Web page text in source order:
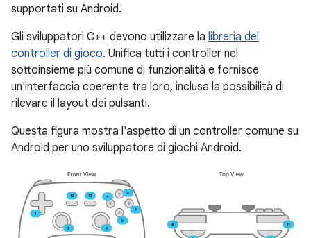
supportati su Android.
Gli sviluppatori C++ devono utilizzare la libreria del
controller di gioco. Unifica tutti i controller nel
sottoinsieme più comune di funzionalità e fornisce
un'interfaccia coerente tra loro, inclusa la possibilità di
rilevare il layout dei pulsanti.
Questa figura mostra l'aspetto di un controller comune su
Android per uno sviluppatore di giochi Android.